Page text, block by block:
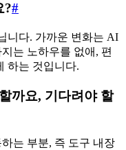
?#
니다. 가까운 변화는 AI
는 노하우를 없애, 편
하는 것입니다.
까요, 기다려야 할
는 부분, 즉 도구 내장